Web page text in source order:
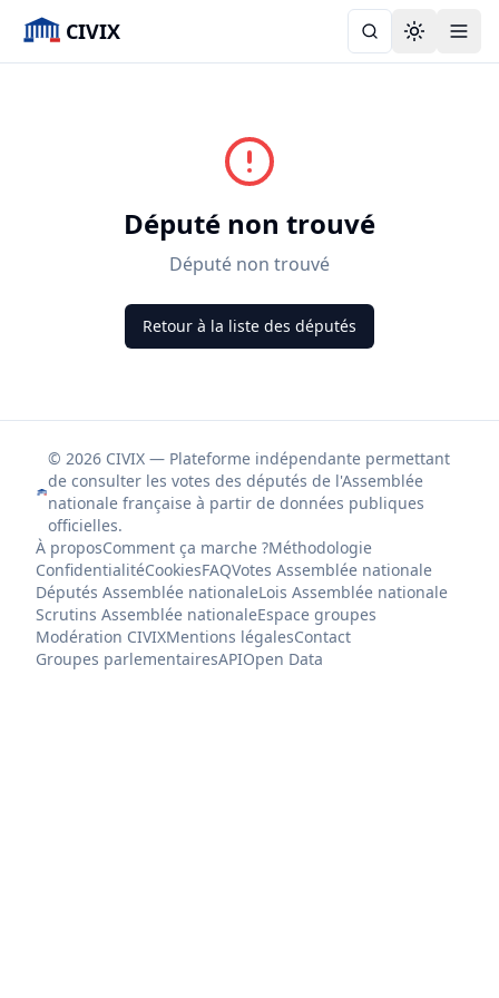
CIVIX Toggle
Député non trouvé
Député non trouvé
Retour à la liste des députés
© 2026 CIVIX — Plateforme indépendante permettant
de consulter les votes des députés de l'Assemblée
nationale française à partir de données publiques
officielles.
À proposComment ça marche ?Méthodologie
ConfidentialitéCookiesFAQVotes Assemblée nationale
Députés Assemblée nationaleLois Assemblée nationale
Scrutins Assemblée nationaleEspace groupes
Modération CIVIXMentions légalesContact
Groupes parlementairesAPIOpen Data